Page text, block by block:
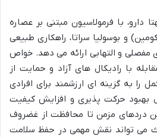
دارو، با فرمولاسیون مبتنی بر عصاره
و بوسولیا سراتا، راهکاری طبیعی
مفصلی و التهابی ارائه می دهد. خواص
با رادیکال های آزاد و حمایت از
را به گزینه ای ارزشمند برای افرادی
بهبود حرکت پذیری و افزایش کیفیت
دردهای مزمن تا محافظت از غضروف
می تواند نقش مهمی در حفظ سلامت